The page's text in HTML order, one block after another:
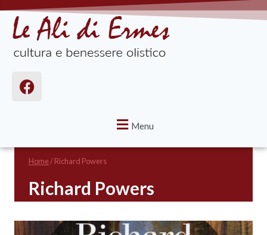
Menu
Home/Richard Powers
Richard Powers